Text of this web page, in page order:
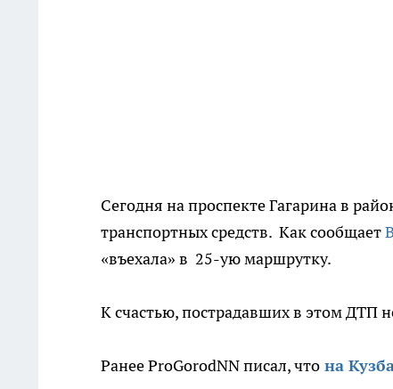
Сегодня на проспекте Гагарина в
транспортных средств. Как сообщает
«въехала» в 25-ую маршрутку.
К счастью, пострадавших в этом ДТП
Ранее ProGorodNN писал, что на